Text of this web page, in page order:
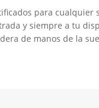
para
y siempre a tu
de manos de la